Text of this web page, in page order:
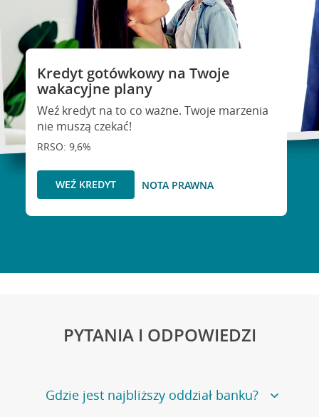
Kredyt gotówkowy na Twoje
wakacyjne plany
Weź kredyt na to co ważne. Twoje marzenia
nie muszą czekać!
RRSO: 9,6%
WEŹ KREDYT NOTA PRAWNA
PYTANIA I ODPOWIEDZI
Gdzie jest najbliższy oddział banku?